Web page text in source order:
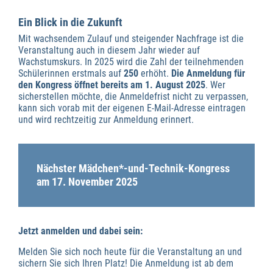
Ein Blick in die Zukunft
Mit wachsendem Zulauf und steigender Nachfrage ist die
Veranstaltung auch in diesem Jahr wieder auf
Wachstumskurs. In 2025 wird die Zahl der teilnehmenden
Schülerinnen erstmals auf 250 erhöht. Die Anmeldung für
den Kongress öffnet bereits am 1. August 2025. Wer
sicherstellen möchte, die Anmeldefrist nicht zu verpassen,
kann sich vorab mit der eigenen E-Mail-Adresse eintragen
und wird rechtzeitig zur Anmeldung erinnert.
Nächster Mädchen*-und-Technik-Kongress
am 17. November 2025
Jetzt anmelden und dabei sein:
Melden Sie sich noch heute für die Veranstaltung an und
sichern Sie sich Ihren Platz! Die Anmeldung ist ab dem